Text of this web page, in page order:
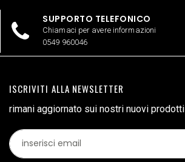
SUPPORTO TELEFONICO
Chiamaci per avere informazioni
0549 960046
ISCRIVITI ALLA NEWSLETTER
rimani aggiornato sui nostri nuovi prodotti